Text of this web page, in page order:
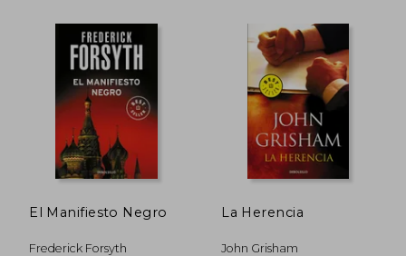
El Manifiesto Negro
Frederick Forsyth
La Herencia
John Grisham